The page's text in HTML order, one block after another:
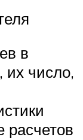
в
их число,
расчетов